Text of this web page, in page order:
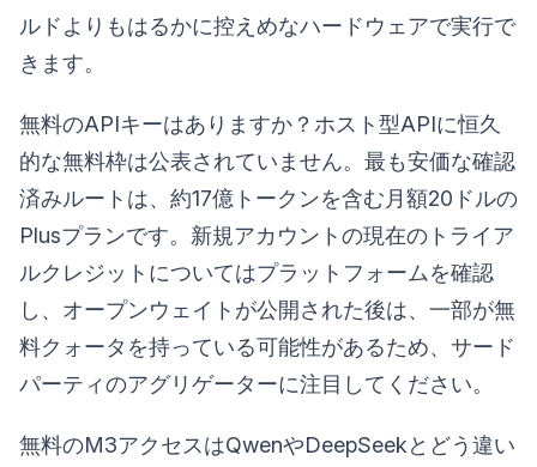
ルドよりもはるかに控えめなハードウェアで実行で
きます。
無料のAPIキーはありますか？ホスト型APIに恒久
的な無料枠は公表されていません。最も安価な確認
済みルートは、約17億トークンを含む月額20ドルの
Plusプランです。新規アカウントの現在のトライア
ルクレジットについてはプラットフォームを確認
し、オープンウェイトが公開された後は、一部が無
料クォータを持っている可能性があるため、サード
パーティのアグリゲーターに注目してください。
無料のM3アクセスはQwenやDeepSeekとどう違い